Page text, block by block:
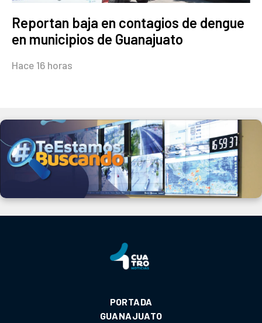
Reportan baja en contagios de dengue
en municipios de Guanajuato
Hace 16 horas
PORTADA
GUANAJUATO